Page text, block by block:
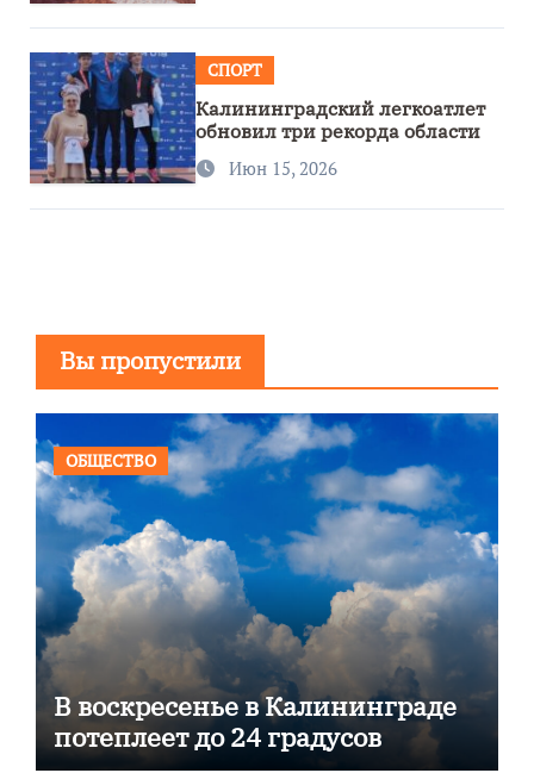
СПОРТ
Калининградский легкоатлет
обновил три рекорда области
Июн 15, 2026
Вы пропустили
ОБЩЕСТВО
В воскресенье в Калининграде
потеплеет до 24 градусов